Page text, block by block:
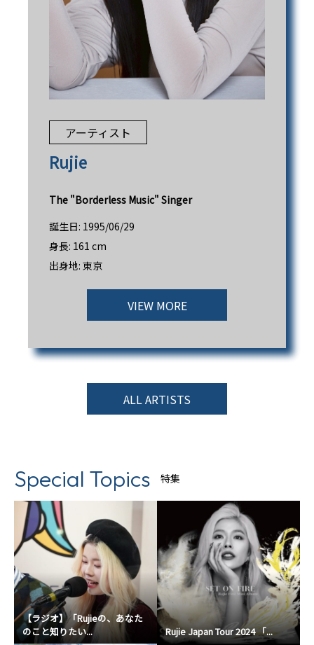
アーティスト
Rujie
The "Borderless Music" Singer
誕生日: 1995/06/29
身長: 161 cm
出身地:東京
VIEW MORE
ALL ARTISTS
Special Topics 特集
【ラジオ】「Rujieの、あなた
のこと知りたい...
Rujie Japan Tour 2024 「...